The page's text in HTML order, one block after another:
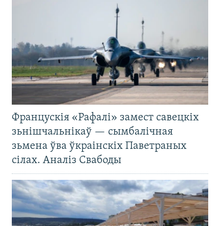
Францускія «Рафалі» замест савецкіх
зьнішчальнікаў — сымбалічная
зьмена ўва ўкраінскіх Паветраных
сілах. Аналіз Свабоды